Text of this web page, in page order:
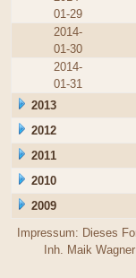
01-29
2014-
01-30
2014-
01-31
2013
2012
2011
2010
2009
Impressum: Dieses
Inh. Maik